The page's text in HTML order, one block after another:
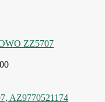
ZZ5707